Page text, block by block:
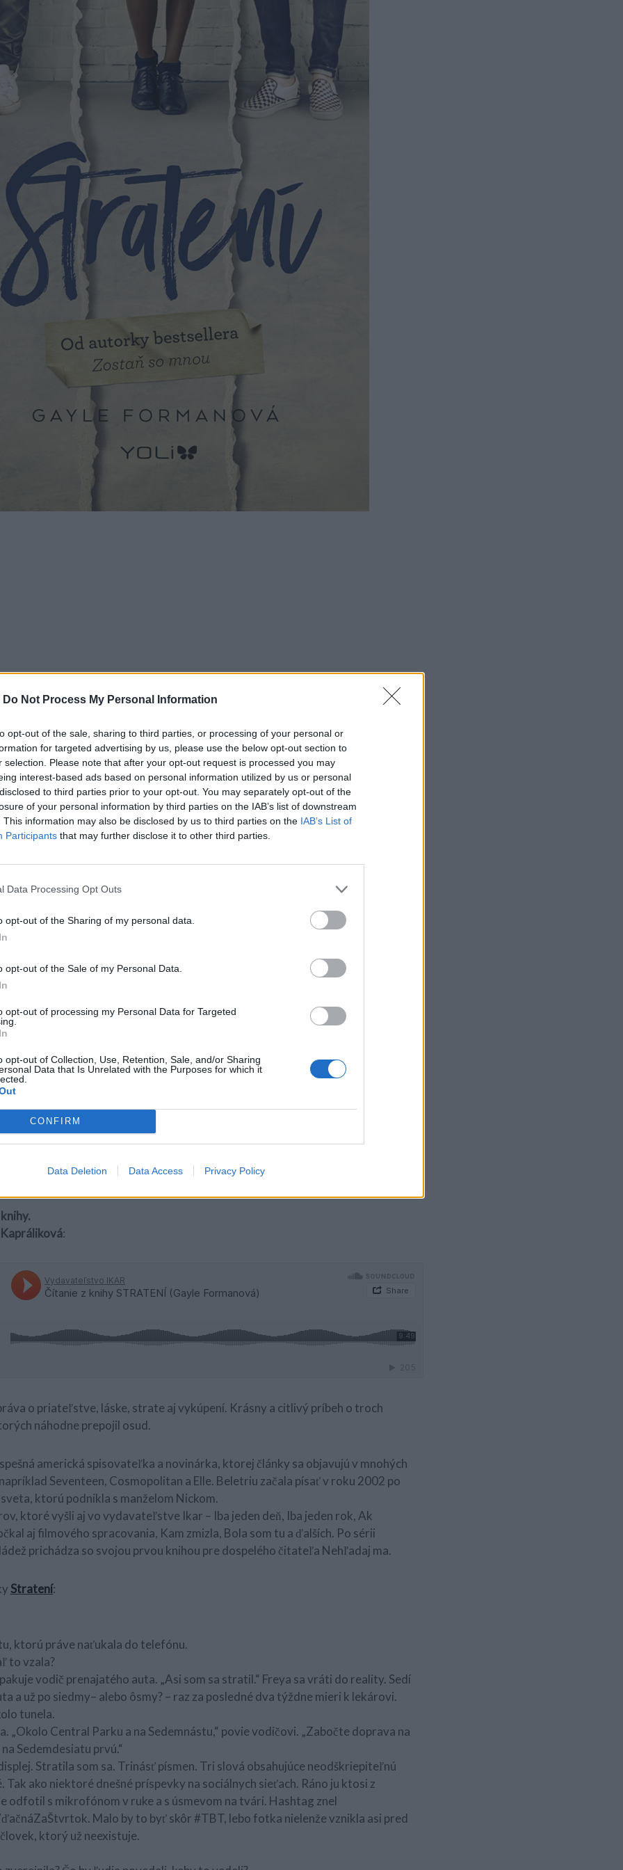
Do Not Process My Personal Information
opt-out of the sale, sharing to third parties, or processing of your personal or
for targeted advertising by us, please use the below opt-out section to
selection. Please note that after your opt-out request is processed you may
interest-based ads based on personal information utilized by us or personal
to third parties prior to your opt-out. You may separately opt-out of the
of your personal information by third parties on the IAB’s list of downstream
This information may also be disclosed by us to third parties on the IAB’s List of
Participants that may further disclose it to other third parties.
Data Processing Opt Outs
opt-out of the Sharing of my personal data.
opt-out of the Sale of my Personal Data.
opt-out of processing my Personal Data for Targeted
opt-out of Collection, Use, Retention, Sale, and/or Sharing
Data that Is Unrelated with the Purposes for which it
CONFIRM
Data Deletion Data Access Privacy Policy
po celom svete.
ľuďoch, ktorých dá dokopy osudová náhoda počas jedného dňa.
troch ľudí odhaľuje, že človek by mal byť úprimný predovšetkým sám k sebe
kým nie je.
sa za zvláštnych okolností stretnú traja mladí ľudia.
než samotná dcéra.
koreňmi, ktorý plánuje odísť s chlapcom, svojou láskou, pričom jeho rodičia
Ten pricestoval do New Yorku po rodinnej tragédii s jasnou predstavou, ako naloží
:
o priateľstve, láske, strate aj vykúpení. Krásny a citlivý príbeh o troch
náhodne prepojil osud.
americká spisovateľka a novinárka, ktorej články sa objavujú v mnohých
Seventeen, Cosmopolitan a Elle. Beletriu začala písať v roku 2002 po
ktorú podnikla s manželom Nickom.
ktoré vyšli aj vo vydavateľstve Ikar – Iba jeden deň, Iba jeden rok, Ak
aj filmového spracovania, Kam zmizla, Bola som tu a ďalších. Po sérii
prichádza so svojou prvou knihou pre dospelého čitateľa Nehľadaj ma.
Stratení:
ktorú práve naťukala do telefónu.
to vzala?
vodič prenajatého auta. „Asi som sa stratil.“ Freya sa vráti do reality. Sedí
a už po siedmy– alebo ôsmy? – raz za posledné dva týždne mieri k lekárovi.
tunela.
„Okolo Central Parku a na Sedemnástu,“ povie vodičovi. „Zabočte doprava na
Sedemdesiatu prvú.“
Stratila som sa. Trinásť písmen. Tri slová obsahujúce neodškriepiteľnú
Tak ako niektoré dnešné príspevky na sociálnych sieťach. Ráno ju ktosi z
odfotil s mikrofónom v ruke a s úsmevom na tvári. Hashtag znel
Malo by to byť skôr #TBT, lebo fotka nielenže vznikla asi pred
ktorý už neexistuje.